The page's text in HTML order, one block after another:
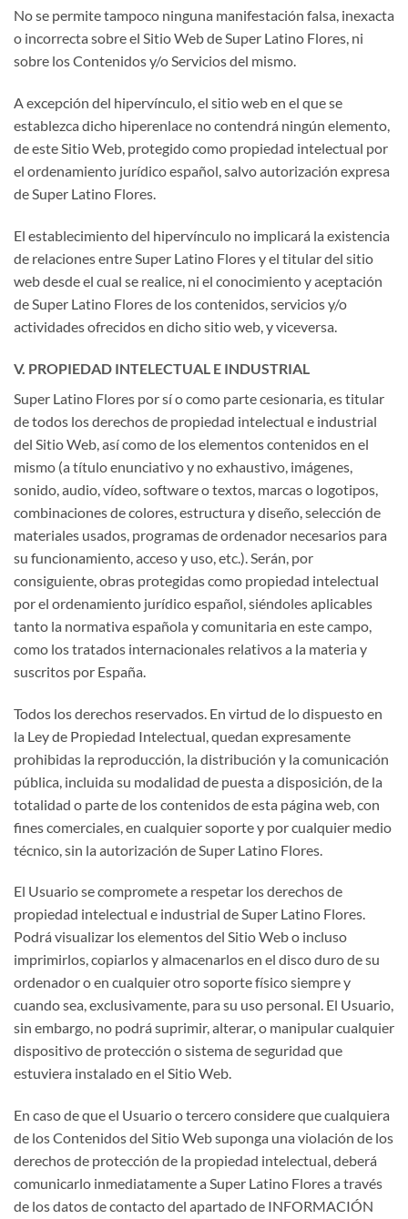
No se permite tampoco ninguna manifestación falsa, inexacta
o incorrecta sobre el Sitio Web de Super Latino Flores, ni
sobre los Contenidos y/o Servicios del mismo.
A excepción del hipervínculo, el sitio web en el que se
establezca dicho hiperenlace no contendrá ningún elemento,
de este Sitio Web, protegido como propiedad intelectual por
el ordenamiento jurídico español, salvo autorización expresa
de Super Latino Flores.
El establecimiento del hipervínculo no implicará la existencia
de relaciones entre Super Latino Flores y el titular del sitio
web desde el cual se realice, ni el conocimiento y aceptación
de Super Latino Flores de los contenidos, servicios y/o
actividades ofrecidos en dicho sitio web, y viceversa.
V. PROPIEDAD INTELECTUAL E INDUSTRIAL
Super Latino Flores por sí o como parte cesionaria, es titular
de todos los derechos de propiedad intelectual e industrial
del Sitio Web, así como de los elementos contenidos en el
mismo (a título enunciativo y no exhaustivo, imágenes,
sonido, audio, vídeo, software o textos, marcas o logotipos,
combinaciones de colores, estructura y diseño, selección de
materiales usados, programas de ordenador necesarios para
su funcionamiento, acceso y uso, etc.). Serán, por
consiguiente, obras protegidas como propiedad intelectual
por el ordenamiento jurídico español, siéndoles aplicables
tanto la normativa española y comunitaria en este campo,
como los tratados internacionales relativos a la materia y
suscritos por España.
Todos los derechos reservados. En virtud de lo dispuesto en
la Ley de Propiedad Intelectual, quedan expresamente
prohibidas la reproducción, la distribución y la comunicación
pública, incluida su modalidad de puesta a disposición, de la
totalidad o parte de los contenidos de esta página web, con
fines comerciales, en cualquier soporte y por cualquier medio
técnico, sin la autorización de Super Latino Flores.
El Usuario se compromete a respetar los derechos de
propiedad intelectual e industrial de Super Latino Flores.
Podrá visualizar los elementos del Sitio Web o incluso
imprimirlos, copiarlos y almacenarlos en el disco duro de su
ordenador o en cualquier otro soporte físico siempre y
cuando sea, exclusivamente, para su uso personal. El Usuario,
sin embargo, no podrá suprimir, alterar, o manipular cualquier
dispositivo de protección o sistema de seguridad que
estuviera instalado en el Sitio Web.
En caso de que el Usuario o tercero considere que cualquiera
de los Contenidos del Sitio Web suponga una violación de los
derechos de protección de la propiedad intelectual, deberá
comunicarlo inmediatamente a Super Latino Flores a través
de los datos de contacto del apartado de INFORMACIÓN